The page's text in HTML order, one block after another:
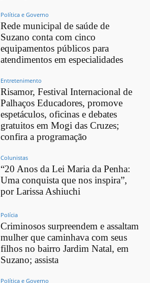
Política e Governo
Rede municipal de saúde de
Suzano conta com cinco
equipamentos públicos para
atendimentos em especialidades
Entretenimento
Risamor, Festival Internacional de
Palhaços Educadores, promove
espetáculos, oficinas e debates
gratuitos em Mogi das Cruzes;
confira a programação
Colunistas
“20 Anos da Lei Maria da Penha:
Uma conquista que nos inspira”,
por Larissa Ashiuchi
Polícia
Criminosos surpreendem e assaltam
mulher que caminhava com seus
filhos no bairro Jardim Natal, em
Suzano; assista
Política e Governo